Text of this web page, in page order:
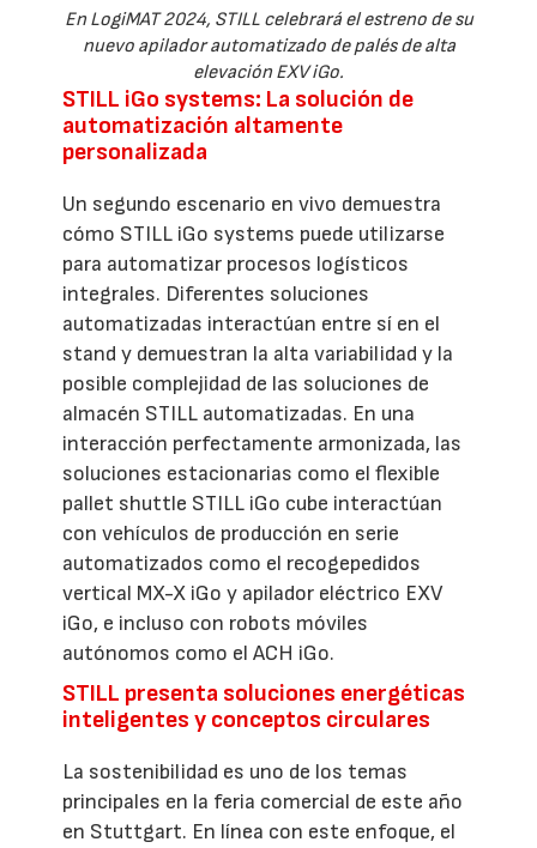
En LogiMAT 2024, STILL celebrará el estreno de su
nuevo apilador automatizado de palés de alta
elevación EXV iGo.
STILL iGo systems: La solución de
automatización altamente
personalizada
Un segundo escenario en vivo demuestra
cómo STILL iGo systems puede utilizarse
para automatizar procesos logísticos
integrales. Diferentes soluciones
automatizadas interactúan entre sí en el
stand y demuestran la alta variabilidad y la
posible complejidad de las soluciones de
almacén STILL automatizadas. En una
interacción perfectamente armonizada, las
soluciones estacionarias como el flexible
pallet shuttle STILL iGo cube interactúan
con vehículos de producción en serie
automatizados como el recogepedidos
vertical MX-X iGo y apilador eléctrico EXV
iGo, e incluso con robots móviles
autónomos como el ACH iGo.
STILL presenta soluciones energéticas
inteligentes y conceptos circulares
La sostenibilidad es uno de los temas
principales en la feria comercial de este año
en Stuttgart. En línea con este enfoque, el